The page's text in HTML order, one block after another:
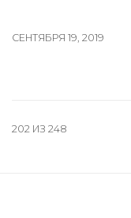
СЕНТЯБРЯ 19, 2019
202 ИЗ 248